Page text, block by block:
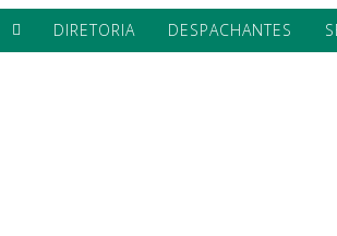
DIRETORIA DESPACHANTES